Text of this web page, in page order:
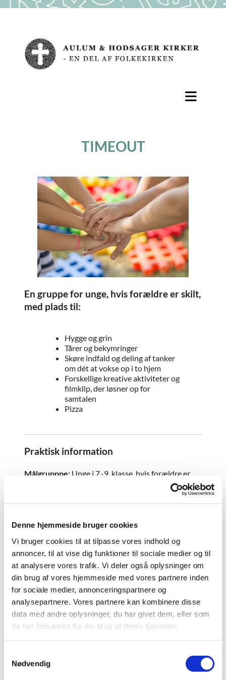
Denne hjemmeside bruger cookies
Vi bruger cookies til at tilpasse vores indhold og
annoncer, til at vise dig funktioner til sociale medier og til
at analysere vores trafik. Vi deler også oplysninger om
din brug af vores hjemmeside med vores partnere inden
for sociale medier, annonceringspartnere og
analysepartnere. Vores partnere kan kombinere disse
data med andre oplysninger, du har givet dem, eller som
de har indsamlet fra din brug af deres tjenester.
Nødvendig
TIMEOUT
En gruppe for unge, hvis forældre er skilt,
med plads til:
Hygge og grin
Tårer og bekymringer
Skøre indfald og deling af tanker
om dét at vokse op i to hjem
Forskellige kreative aktiviteter og
filmklip, der løsner op for
samtalen
Pizza
Praktisk information
Målgrupppe: Unge i 7.-9. klasse, hvis forældre er
Sted:Aulum Kirkehus
Forløb:Følgende fem tirsdage fra kl. 16.00-18.00:
Tilmelding: Via hjemmesiden (se nederst på denne
side)
Højst 6 deltagere i gruppen
Gruppen ledes af Helle Bredtoft (erfaren
sygeplejerske) og
Flemming Nørsøller Doktor (mangeårig lærer,
kirke- og kulturmedarbejder)
Netværksgruppen er for unge, der vokser op i